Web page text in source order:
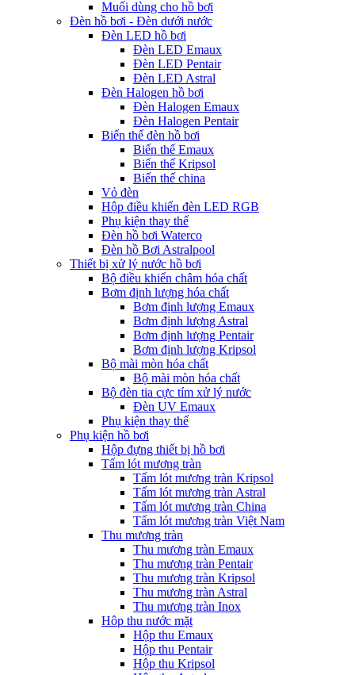
Muối dùng cho hồ bơi
Đèn hồ bơi - Đèn dưới nước
Đèn LED hồ bơi
Đèn LED Emaux
Đèn LED Pentair
Đèn LED Astral
Đèn Halogen hồ bơi
Đèn Halogen Emaux
Đèn Halogen Pentair
Biến thế đèn hồ bơi
Biến thế Emaux
Biến thế Kripsol
Biến thế china
Vỏ đèn
Hộp điều khiển đèn LED RGB
Phụ kiện thay thế
Đèn hồ bơi Waterco
Đèn hồ Bơi Astralpool
Thiết bị xử lý nước hồ bơi
Bộ điều khiển châm hóa chất
Bơm định lượng hóa chất
Bơm định lượng Emaux
Bơm định lượng Astral
Bơm định lượng Pentair
Bơm định lượng Kripsol
Bộ mài mòn hóa chất
Bộ mài mòn hóa chất
Bộ đèn tia cực tím xử lý nước
Đèn UV Emaux
Phụ kiện thay thế
Phụ kiện hồ bơi
Hộp đựng thiết bị hồ bơi
Tấm lót mương tràn
Tấm lót mương tràn Kripsol
Tấm lót mương tràn Astral
Tấm lót mương tràn China
Tấm lót mương tràn Việt Nam
Thu mương tràn
Thu mương tràn Emaux
Thu mương tràn Pentair
Thu mương tràn Kripsol
Thu mương tràn Astral
Thu mương tràn Inox
Hôp thu nước mặt
Hộp thu Emaux
Hộp thu Pentair
Hộp thu Kripsol